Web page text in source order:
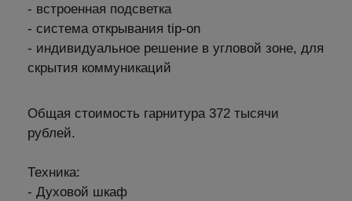
- встроенная подсветка
- система открывания tip-on
- индивидуальное решение в угловой зоне, для
скрытия коммуникаций
Общая стоимость гарнитура 372 тысячи
рублей.
Техника:
- Духовой шкаф